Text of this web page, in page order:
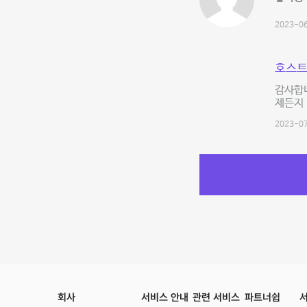
2023-
호스
감사합
제든지
2023-
회사 서비스 안내 관련 서비스 파트너쉽